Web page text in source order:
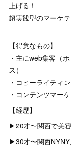
上げる！
超実践型のマーケ
【得意なもの】
・主にweb集客（
ス）
・コピーライティ
・コンテンツマー
【経歴】
▶︎20才〜関西で美
▶︎30才〜関西